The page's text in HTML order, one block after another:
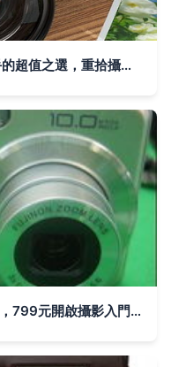
松典DC101L數碼相機 409元入手的超值之選，重拾攝影樂趣
預算友好之選 富士A100數碼相機，799元開啟攝影入門之旅